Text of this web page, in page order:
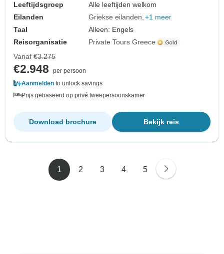
Leeftijdsgroep
Alle leeftijden welkom
Eilanden
Griekse eilanden +1 meer
Taal
Alleen: Engels
Reisorganisatie
Private Tours Greece
Vanaf €3.275
€2.948
per persoon
Aanmelden to unlock savings
Prijs gebaseerd op privé tweepersoonskamer
Bekijk reis
Download brochure
1 2 3 4 5